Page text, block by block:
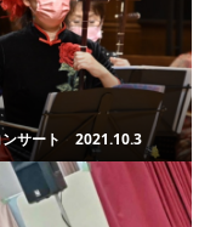
ンサート 2021.10.3